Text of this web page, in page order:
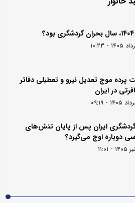
پرده موج تعدیل نیرو و تعطیلی دفاتر
در ایران
گردشگری ایران پس از پایان تنش‌های
دوباره اوج می‌گیرد؟